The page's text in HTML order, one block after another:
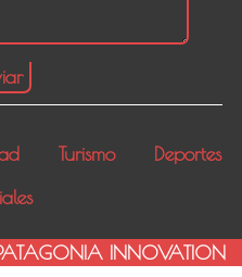
Turismo
Deportes
INNOVATION